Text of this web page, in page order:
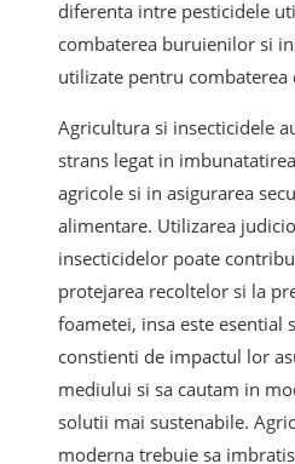
diferenta intre pesticidele
combaterea buruienilor si
utilizate pentru
Agricultura si insecticidele
strans legat in
agricole si in asigurarea
alimentare. Utilizarea
insecticidelor poate
protejarea recoltelor si la
foametei, insa este esential
constienti de impactul lor
mediului si sa cautam in
solutii mai sustenabile.
moderna trebuie sa